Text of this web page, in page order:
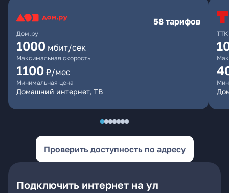
Дом.ру
58 тарифов
1000 мбит/сек
Максимальная скорость
1100 ₽/мес
Минимальная цена
Домашний интернет, ТВ
ТТК
Проверить доступность по адресу
Подключить интернет на ул